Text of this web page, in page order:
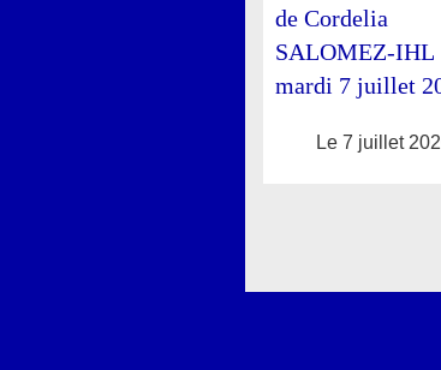
de Cordelia
SALOMEZ-IHL
mardi 7 juillet
Le 7 juillet